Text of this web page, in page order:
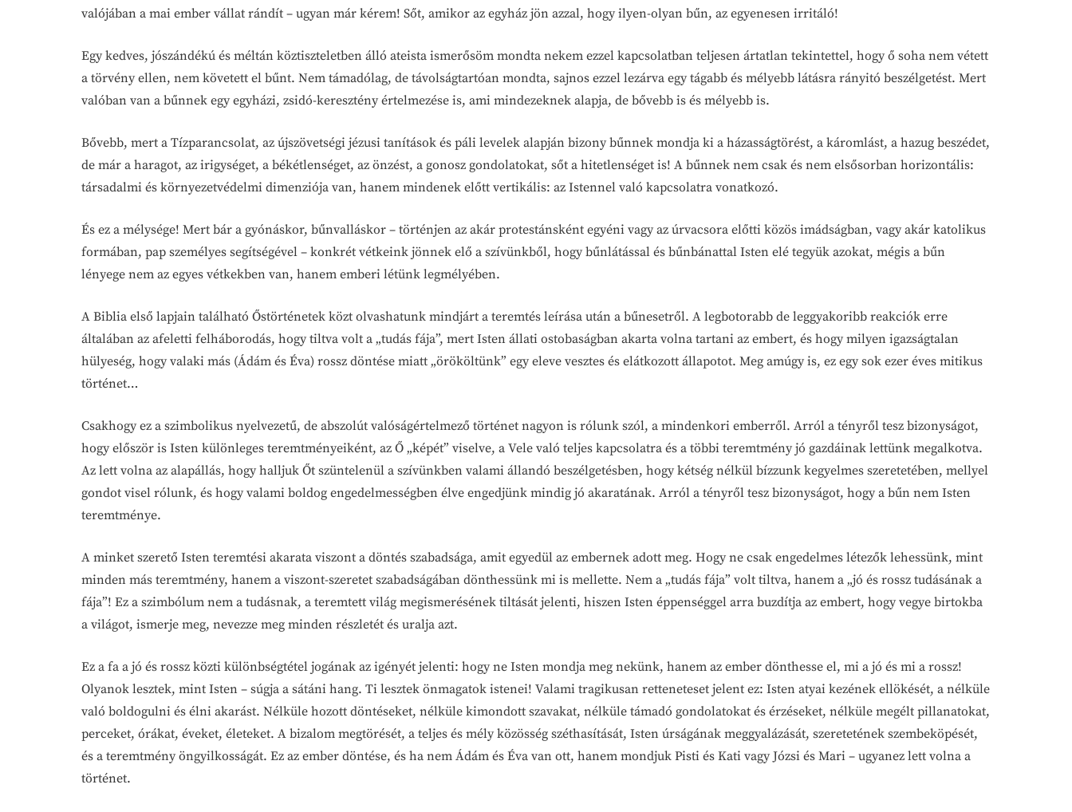
valójában a mai ember vállat rándít – ugyan már kérem! Sőt, amikor az egyház jön azzal, hogy ilyen-olyan bűn, az egyenesen irritáló!
Egy kedves, jószándékú és méltán köztiszteletben álló ateista ismerősöm mondta nekem ezzel kapcsolatban teljesen ártatlan tekintettel, hogy ő soha nem vétett
a törvény ellen, nem követett el bűnt. Nem támadólag, de távolságtartóan mondta, sajnos ezzel lezárva egy tágabb és mélyebb látásra rányitó beszélgetést. Mert
valóban van a bűnnek egy egyházi, zsidó-keresztény értelmezése is, ami mindezeknek alapja, de bővebb is és mélyebb is.
Bővebb, mert a Tízparancsolat, az újszövetségi jézusi tanítások és páli levelek alapján bizony bűnnek mondja ki a házasságtörést, a káromlást, a hazug beszédet,
de már a haragot, az irigységet, a békétlenséget, az önzést, a gonosz gondolatokat, sőt a hitetlenséget is! A bűnnek nem csak és nem elsősorban horizontális:
társadalmi és környezetvédelmi dimenziója van, hanem mindenek előtt vertikális: az Istennel való kapcsolatra vonatkozó.
És ez a mélysége! Mert bár a gyónáskor, bűnvalláskor – történjen az akár protestánsként egyéni vagy az úrvacsora előtti közös imádságban, vagy akár katolikus
formában, pap személyes segítségével – konkrét vétkeink jönnek elő a szívünkből, hogy bűnlátással és bűnbánattal Isten elé tegyük azokat, mégis a bűn
lényege nem az egyes vétkekben van, hanem emberi létünk legmélyében.
A Biblia első lapjain található Őstörténetek közt olvashatunk mindjárt a teremtés leírása után a bűnesetről. A legbotorabb de leggyakoribb reakciók erre
általában az afeletti felháborodás, hogy tiltva volt a „tudás fája”, mert Isten állati ostobaságban akarta volna tartani az embert, és hogy milyen igazságtalan
hülyeség, hogy valaki más (Ádám és Éva) rossz döntése miatt „örököltünk” egy eleve vesztes és elátkozott állapotot. Meg amúgy is, ez egy sok ezer éves mitikus
történet…
Csakhogy ez a szimbolikus nyelvezetű, de abszolút valóságértelmező történet nagyon is rólunk szól, a mindenkori emberről. Arról a tényről tesz bizonyságot,
hogy először is Isten különleges teremtményeiként, az Ő „képét” viselve, a Vele való teljes kapcsolatra és a többi teremtmény jó gazdáinak lettünk megalkotva.
Az lett volna az alapállás, hogy halljuk Őt szüntelenül a szívünkben valami állandó beszélgetésben, hogy kétség nélkül bízzunk kegyelmes szeretetében, mellyel
gondot visel rólunk, és hogy valami boldog engedelmességben élve engedjünk mindig jó akaratának. Arról a tényről tesz bizonyságot, hogy a bűn nem Isten
teremtménye.
A minket szerető Isten teremtési akarata viszont a döntés szabadsága, amit egyedül az embernek adott meg. Hogy ne csak engedelmes létezők lehessünk, mint
minden más teremtmény, hanem a viszont-szeretet szabadságában dönthessünk mi is mellette. Nem a „tudás fája” volt tiltva, hanem a „jó és rossz tudásának a
fája”! Ez a szimbólum nem a tudásnak, a teremtett világ megismerésének tiltását jelenti, hiszen Isten éppenséggel arra buzdítja az embert, hogy vegye birtokba
a világot, ismerje meg, nevezze meg minden részletét és uralja azt.
Ez a fa a jó és rossz közti különbségtétel jogának az igényét jelenti: hogy ne Isten mondja meg nekünk, hanem az ember dönthesse el, mi a jó és mi a rossz!
Olyanok lesztek, mint Isten – súgja a sátáni hang. Ti lesztek önmagatok istenei! Valami tragikusan retteneteset jelent ez: Isten atyai kezének ellökését, a nélküle
való boldogulni és élni akarást. Nélküle hozott döntéseket, nélküle kimondott szavakat, nélküle támadó gondolatokat és érzéseket, nélküle megélt pillanatokat,
perceket, órákat, éveket, életeket. A bizalom megtörését, a teljes és mély közösség széthasítását, Isten úrságának meggyalázását, szeretetének szembeköpését,
és a teremtmény öngyilkosságát. Ez az ember döntése, és ha nem Ádám és Éva van ott, hanem mondjuk Pisti és Kati vagy Józsi és Mari – ugyanez lett volna a
történet.